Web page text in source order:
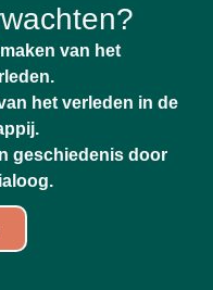
van het
het verleden in de
geschiedenis door